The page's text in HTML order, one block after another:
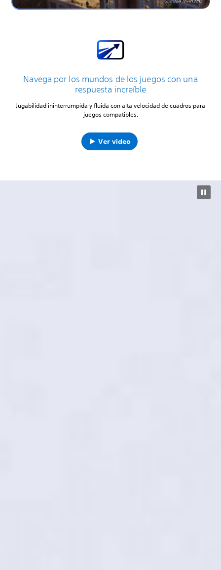
Navega por los mundos de los juegos con una
respuesta increíble
Jugabilidad ininterrumpida y fluida con alta velocidad de cuadros para
juegos compatibles.
Ver video